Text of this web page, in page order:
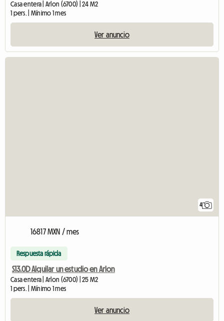
Casa entera | Arlon (6700) | 24 M2
1 pers. | Mínimo 1 mes
Ver anuncio
4
16817 MXN / mes
Respuesta rápida
S13.0D Alquilar un estudio en Arlon
Casa entera | Arlon (6700) | 25 M2
1 pers. | Mínimo 1 mes
Ver anuncio